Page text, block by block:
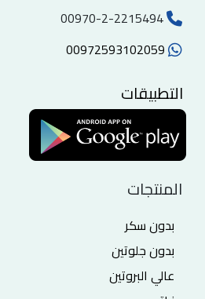
التطبيقات
المنتجات
بدون سكر
بدون جلوتين
عالي البروتين